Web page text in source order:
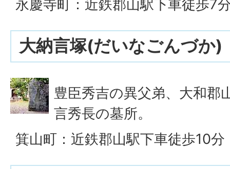
永慶寺町：近鉄郡山駅下車徒歩7
大納言塚(だいなごんづか)
豊臣秀吉の異父弟、大和郡
言秀長の墓所。
箕山町：近鉄郡山駅下車徒歩10分